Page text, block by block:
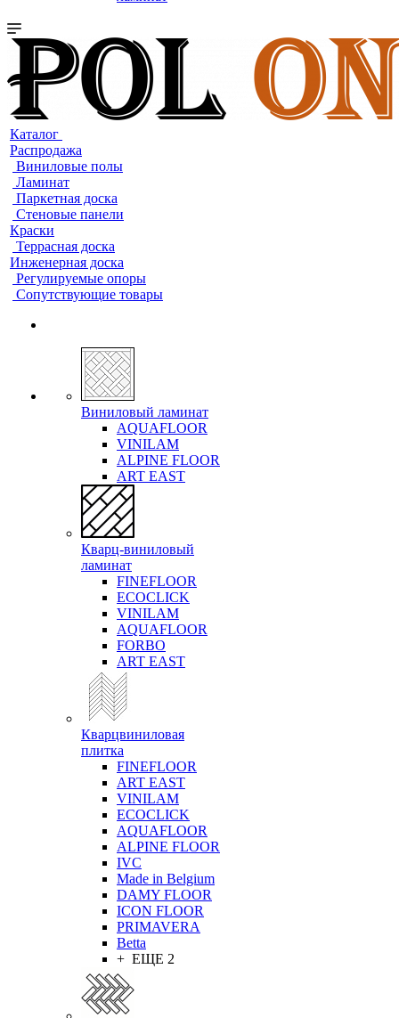
Каталог
Распродажа
Виниловые полы
Ламинат
Паркетная доска
Стеновые панели
Краски
Террасная доска
Инженерная доска
Регулируемые опоры
Сопутствующие товары
Виниловый ламинат
AQUAFLOOR
VINILAM
ALPINE FLOOR
ART EAST
Кварц-виниловый
ламинат
FINEFLOOR
ECOCLICK
VINILAM
AQUAFLOOR
FORBO
ART EAST
Кварцвиниловая
плитка
FINEFLOOR
ART EAST
VINILAM
ECOCLICK
AQUAFLOOR
ALPINE FLOOR
IVC
Made in Belgium
DAMY FLOOR
ICON FLOOR
PRIMAVERA
Betta
+ ЕЩЕ 2